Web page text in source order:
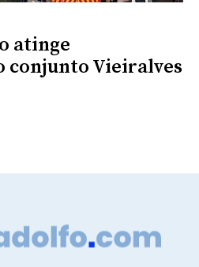
atinge
conjunto Vieiralves